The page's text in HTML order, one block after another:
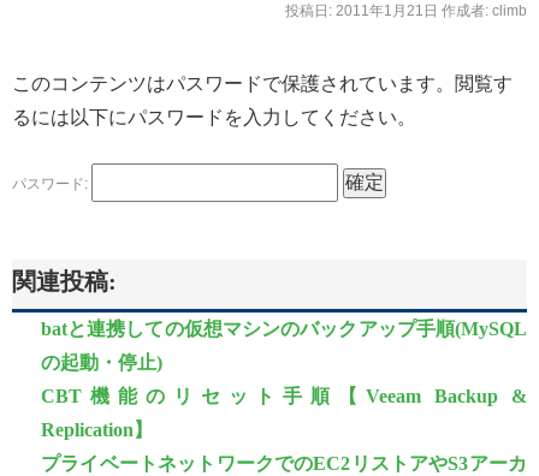
投稿日: 2011年1月21日 作成者: climb
このコンテンツはパスワードで保護されています。閲覧す
るには以下にパスワードを入力してください。
パスワード:
関連投稿:
batと連携しての仮想マシンのバックアップ手順(MySQL
の起動・停止)
CBT機能のリセット手順【Veeam Backup &
Replication】
プライベートネットワークでのEC2リストアやS3アーカ